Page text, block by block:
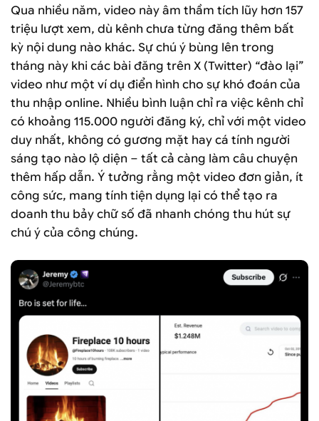
Qua nhiều năm, video này âm thầm tích lũy hơn 157
triệu lượt xem, dù kênh chưa từng đăng thêm bất
kỳ nội dung nào khác. Sự chú ý bùng lên trong
tháng này khi các bài đăng trên X (Twitter) “đào lại”
video như một ví dụ điển hình cho sự khó đoán của
thu nhập online. Nhiều bình luận chỉ ra việc kênh chỉ
có khoảng 115.000 người đăng ký, chỉ với một video
duy nhất, không có gương mặt hay cá tính người
sáng tạo nào lộ diện – tất cả càng làm câu chuyện
thêm hấp dẫn. Ý tưởng rằng một video đơn giản, ít
công sức, mang tính tiện dụng lại có thể tạo ra
doanh thu bảy chữ số đã nhanh chóng thu hút sự
chú ý của công chúng.